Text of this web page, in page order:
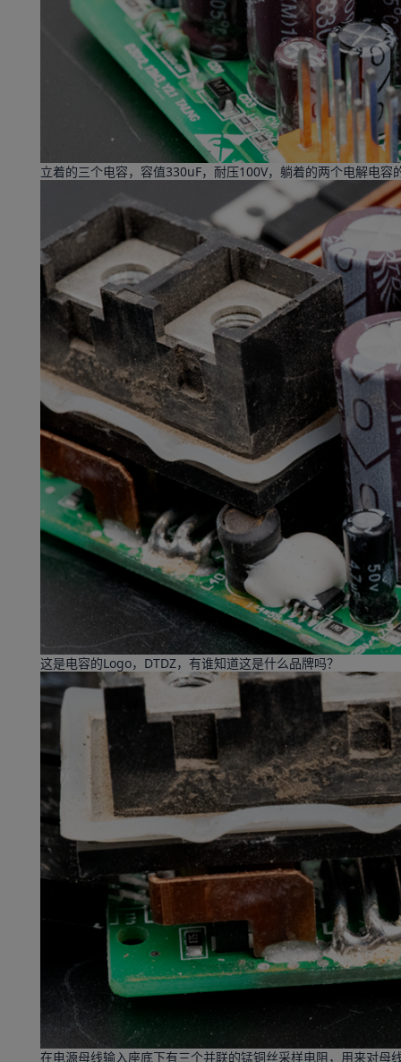
立着的三个电容，容值330uF，耐压100V，躺着的两个电解电容
这是电容的Logo，DTDZ，有谁知道这是什么品牌吗？
在电源母线输入座底下有三个并联的锰铜丝采样电阻，用来对母